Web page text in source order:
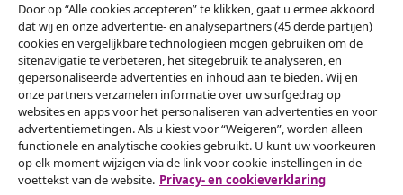
Klantenservice
Zakelijk
vidaXL
Ontdek meer
Door op “Alle cookies accepteren” te klikken, gaat u ermee akkoord
dat wij en onze advertentie- en analysepartners (45 derde partijen)
cookies en vergelijkbare technologieën mogen gebruiken om de
sitenavigatie te verbeteren, het sitegebruik te analyseren, en
gepersonaliseerde advertenties en inhoud aan te bieden. Wij en
onze partners verzamelen informatie over uw surfgedrag op
websites en apps voor het personaliseren van advertenties en voor
advertentiemetingen. Als u kiest voor “Weigeren”, worden alleen
functionele en analytische cookies gebruikt. U kunt uw voorkeuren
op elk moment wijzigen via de link voor cookie-instellingen in de
voettekst van de website. Privacy- en cookieverklaring